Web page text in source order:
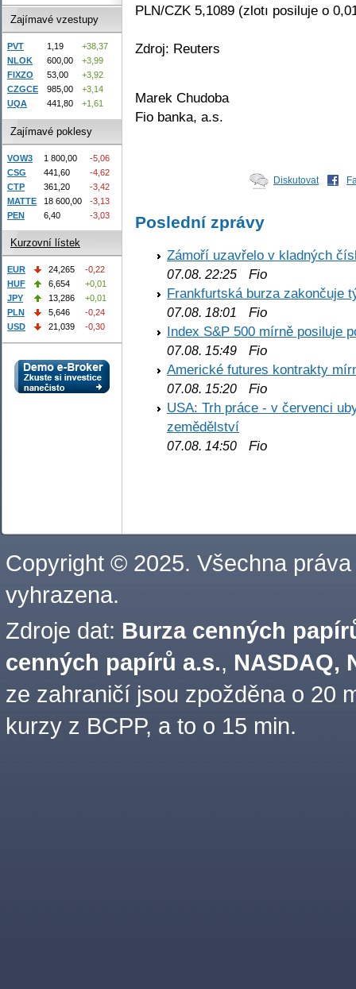
PLN/CZK 5,1089 (zlotı posiluje o
Zdroj: Reuters
Marek Chudoba
Fio banka, a.s.
Diskutovat
Poslední zprávy
Zámoří uzavřelo v kladných
07.08. 22:25 Fio
Frankfurtská burza zakončuje
07.08. 18:01
Fio
Index S&P 500 mírně posiluje
07.08. 15:49 Fio
Americké futures kontrakty
07.08. 15:20 Fio
USA: Trh práce - v červenci
zemědělství
07.08. 14:50 Fio
Zajímavé vzestupy
PVT 1,19
+38,37
NLOK
600,00
+3,99
FIXZO
53,00
+3,92
CZGCE
985,00
+3,14
UQA
441,80 +1,61
Zajímavé poklesy
VOW3 1 800,00
-5,06
CSG
441,60
-4,62
CTP
361,20
-3,42
MATTE
18 600,00
-3,13
PEN
6,40 -3,03
Kurzovní lístek
EUR 24,265
-0,22
HUF
6,654
+0,01
JPY
13,286
+0,01
PLN
5,646
-0,24
USD
21,039 -0,30
Copyright © 2025. Všechna práva
vyhrazena.
Zdroje dat: Burza cenných
cenných papírů a.s., NASDAQ,
ze zahraničí jsou zpožděna o 20
kurzy z BCPP, a to o 15 min.